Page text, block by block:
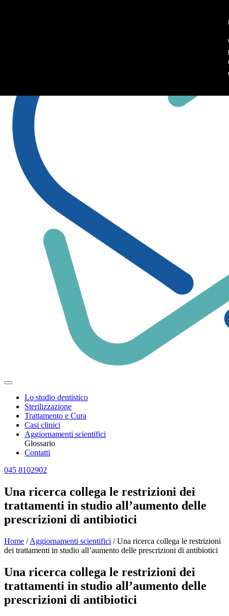
Lo studio dentistico
Sterilizzazione
Trattamento e Cura
Casi clinici
Aggiornamenti scientifici
Glossario
Contatti
045 8102902
Una ricerca collega le restrizioni dei
trattamenti in studio all’aumento delle
prescrizioni di antibiotici
Home /Aggiornamenti scientifici /Una ricerca collega le restrizioni
dei trattamenti in studio all’aumento delle prescrizioni di antibiotici
Una ricerca collega le restrizioni dei
trattamenti in studio all’aumento delle
prescrizioni di antibiotici